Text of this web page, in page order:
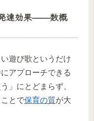
達効果——数概
遊び歌というだけ
アプローチできる
」にとどまらず、
とで保育の質が大